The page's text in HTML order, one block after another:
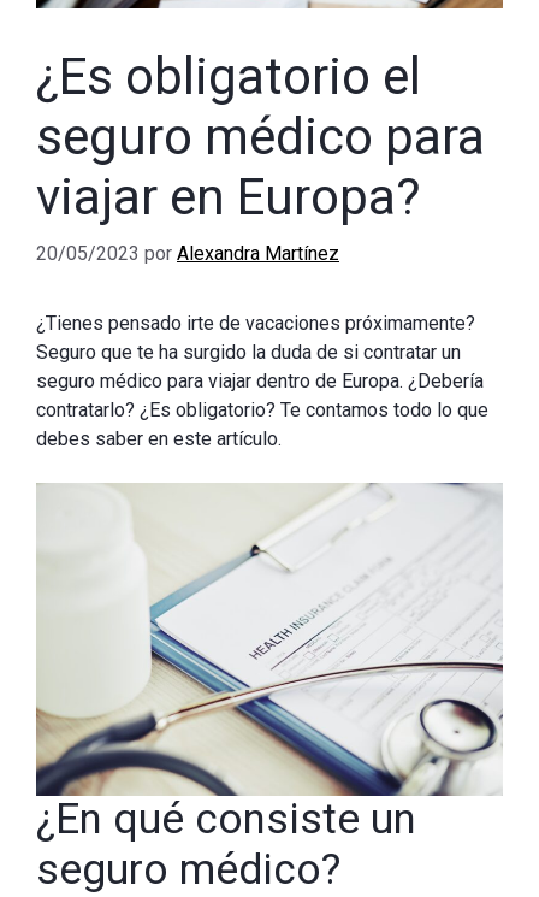
¿Es obligatorio el
seguro médico para
viajar en Europa?
20/05/2023 por Alexandra Martínez
¿Tienes pensado irte de vacaciones próximamente?
Seguro que te ha surgido la duda de si contratar un
seguro médico para viajar dentro de Europa. ¿Debería
contratarlo? ¿Es obligatorio? Te contamos todo lo que
debes saber en este artículo.
¿En qué consiste un
seguro médico?